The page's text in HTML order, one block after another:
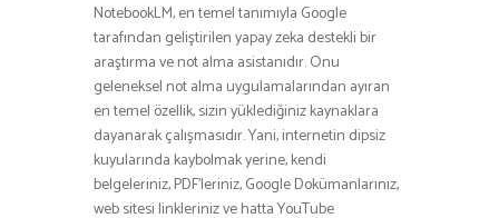
NotebookLM, en temel tanımıyla Google
tarafından geliştirilen yapay zeka destekli bir
araştırma ve not alma asistanıdır. Onu
geleneksel not alma uygulamalarından ayıran
en temel özellik, sizin yüklediğiniz kaynaklara
dayanarak çalışmasıdır. Yani, internetin dipsiz
kuyularında kaybolmak yerine, kendi
belgeleriniz, PDF’leriniz, Google Dokümanlarınız,
web sitesi linkleriniz ve hatta YouTube